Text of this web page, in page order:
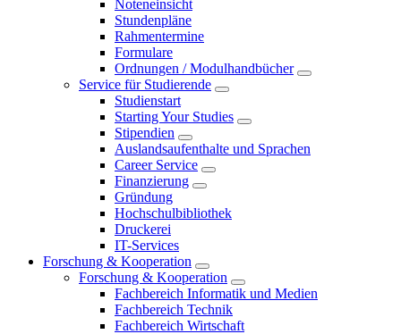
Noteneinsicht
Stundenpläne
Rahmentermine
Formulare
Ordnungen / Modulhandbücher
Service für Studierende
Studienstart
Starting Your Studies
Stipendien
Auslandsaufenthalte und Sprachen
Career Service
Finanzierung
Gründung
Hochschulbibliothek
Druckerei
IT-Services
Forschung & Kooperation
Forschung & Kooperation
Fachbereich Informatik und Medien
Fachbereich Technik
Fachbereich Wirtschaft